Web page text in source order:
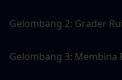
Gelombang 2: Grader
Gelombang 3: Membina